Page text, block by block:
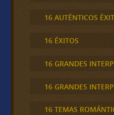
16 AUTÉNTICOS
16 ÉXITOS
16 GRANDES
16 GRANDES
16 TEMAS